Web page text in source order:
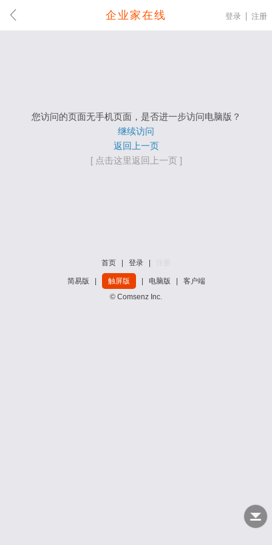
企业家在线 登录 注册
您访问的页面无手机页面，是否进一步访问电脑版？
继续访问
返回上一页
[ 点击这里返回上一页 ]
首页 登录
简易版 触屏版 电脑版
客户端
© Comsenz Inc.